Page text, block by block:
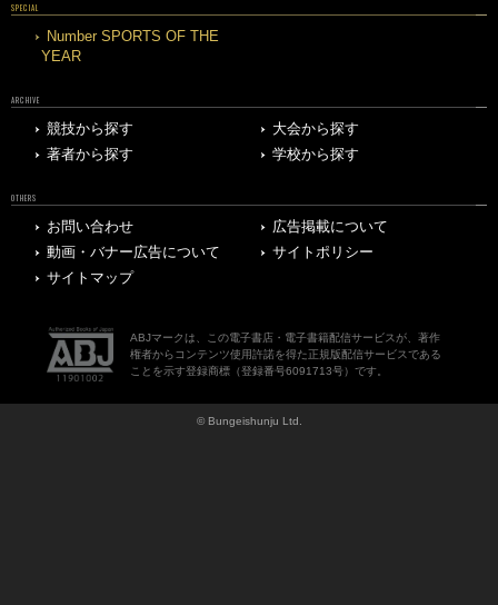
SPECIAL
Number SPORTS OF THE
YEAR
ARCHIVE
競技から探す
大会から探す
著者から探す
学校から探す
OTHERS
お問い合わせ
広告掲載について
動画・バナー広告について
サイトポリシー
サイトマップ
ABJマークは、この電子書店・電子書籍配信サービスが、著作
権者からコンテンツ使用許諾を得た正規版配信サービスである
ことを示す登録商標（登録番号6091713号）です。
© Bungeishunju Ltd.